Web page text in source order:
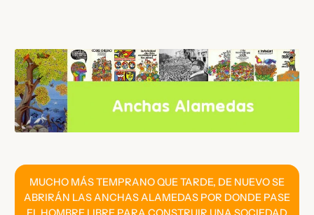
contenido
MUCHO MÁS TEMPRANO QUE TARDE, DE NUEVO SE
ABRIRÁN LAS ANCHAS ALAMEDAS POR DONDE PASE